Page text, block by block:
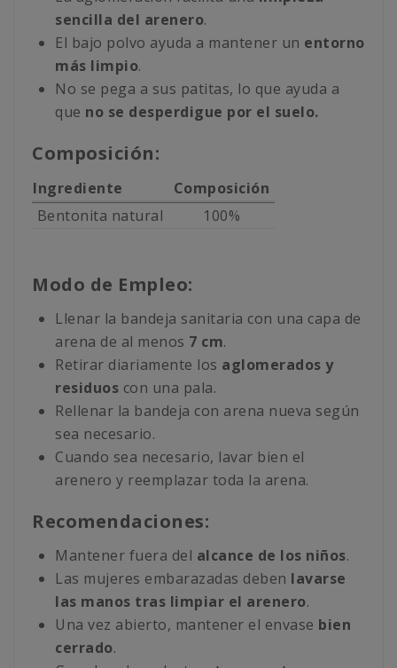
sencilla del arenero.
El bajo polvo ayuda a mantener un entorno
más limpio.
No se pega a sus patitas, lo que ayuda a
que no se desperdigue por el suelo.
Composición:
Ingrediente
Composición
Bentonita natural
100%
Modo de Empleo:
Llenar la bandeja sanitaria con una capa de
arena de al menos 7 cm.
Retirar diariamente los aglomerados y
residuos con una pala.
Rellenar la bandeja con arena nueva según
sea necesario.
Cuando sea necesario, lavar bien el
arenero y reemplazar toda la arena.
Recomendaciones:
Mantener fuera del alcance de los niños.
Las mujeres embarazadas deben lavarse
las manos tras limpiar el arenero.
Una vez abierto, mantener el envase bien
cerrado.